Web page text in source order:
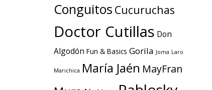
Conguitos Cucuruchas
Doctor Cutillas Don
Algodón Fun & Basics Gorila Joma Laro
Marichica María Jaén MayFran